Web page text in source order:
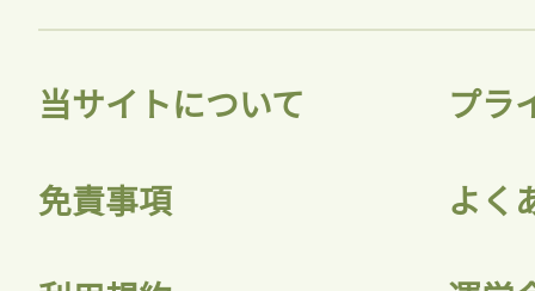
会員登録
当サイトについて プラ
免責事項 よく